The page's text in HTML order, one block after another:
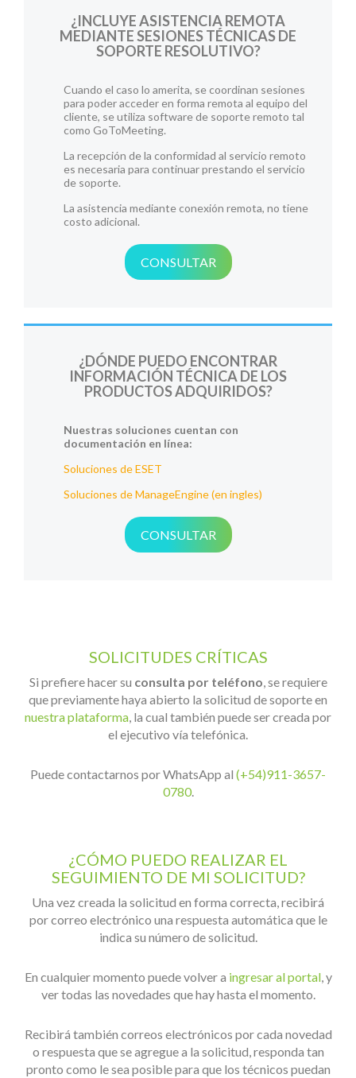
¿INCLUYE ASISTENCIA REMOTA
MEDIANTE SESIONES TÉCNICAS DE
SOPORTE RESOLUTIVO?
Cuando el caso lo amerita, se coordinan sesiones
para poder acceder en forma remota al equipo del
cliente, se utiliza software de soporte remoto tal
como GoToMeeting.
La recepción de la conformidad al servicio remoto
es necesaria para continuar prestando el servicio
de soporte.
La asistencia mediante conexión remota, no tiene
costo adicional.
CONSULTAR
¿DÓNDE PUEDO ENCONTRAR
INFORMACIÓN TÉCNICA DE LOS
PRODUCTOS ADQUIRIDOS?
Nuestras soluciones cuentan con
documentación en línea:
Soluciones de ESET
Soluciones de ManageEngine (en ingles)
CONSULTAR
SOLICITUDES CRÍTICAS
Si prefiere hacer su consulta por teléfono, se requiere
que previamente haya abierto la solicitud de soporte en
nuestra plataforma, la cual también puede ser creada por
el ejecutivo vía telefónica.
Puede contactarnos por WhatsApp al (+54)911-3657-
0780.
¿CÓMO PUEDO REALIZAR EL
SEGUIMIENTO DE MI SOLICITUD?
Una vez creada la solicitud en forma correcta, recibirá
por correo electrónico una respuesta automática que le
indica su número de solicitud.
En cualquier momento puede volver a ingresar al portal, y
ver todas las novedades que hay hasta el momento.
Recibirá también correos electrónicos por cada novedad
o respuesta que se agregue a la solicitud, responda tan
pronto como le sea posible para que los técnicos puedan